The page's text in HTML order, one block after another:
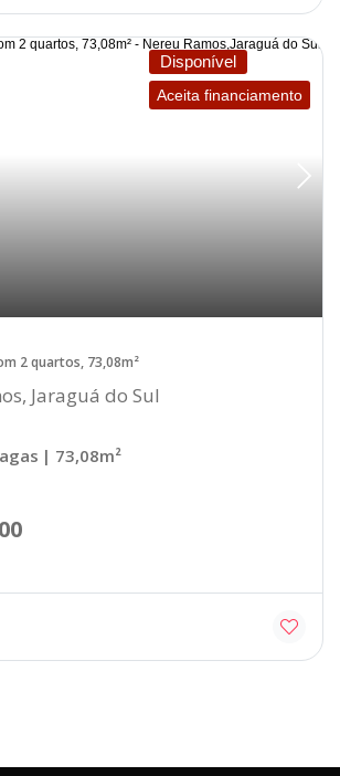
Disponível
Aceita financiamento
2 quartos, 73,08m²
Jaraguá do Sul
| 73,08m²